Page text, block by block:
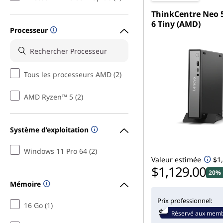
Processeur
Tous les processeurs AMD (2)
AMD Ryzen™ 5 (2)
Système d’exploitation
Windows 11 Pro 64 (2)
Mémoire
16 Go (1)
ThinkCentre Neo
6 Tiny (AMD)
Valeur estimée
$1,129.00
Prix professionnel:
Réservé aux